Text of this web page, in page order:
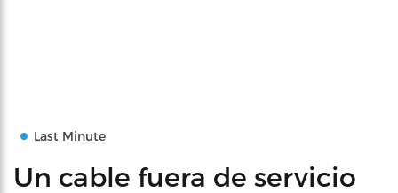
Last Minute
Un cable fuera de servicio